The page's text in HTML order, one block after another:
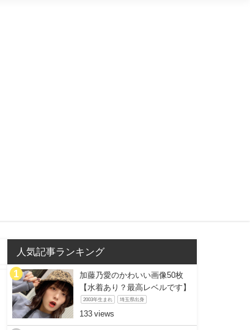
人気記事ランキング
加藤乃愛のかわいい画像50枚
【水着あり？最高レベルです】
2003年生まれ 埼玉県出身
133